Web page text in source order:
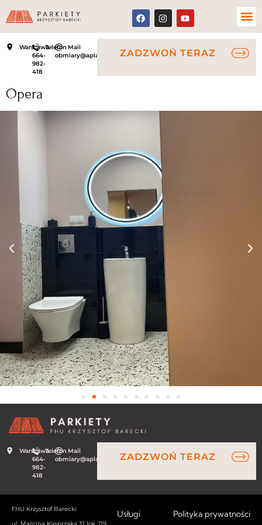
WarszawaTelefon
664-
982-
418
Mail
obmiary@aplauz.net.plZADZWOŃ TERAZ
Opera
WarszawaTelefon
664-
982-
418
Mail
obmiary@aplauz.net.plZADZWOŃ TERAZ
FHU Krzysztof Barecki
ul. Marcina Kasprzaka 31 lok. 119
Usługi
Polityka prywatności